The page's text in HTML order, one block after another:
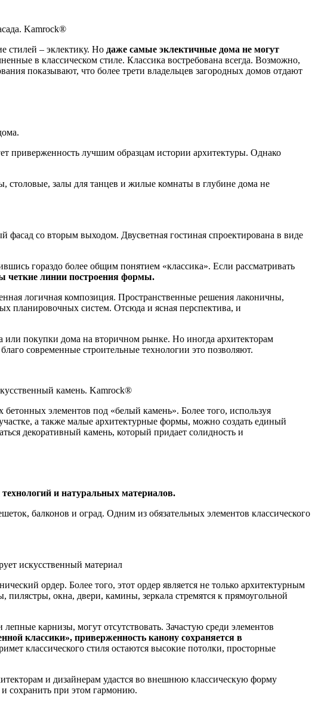
Kamrock®
стилей – эклектику. Но даже самые эклектичные дома не могут
в классическом стиле. Классика востребована всегда. Возможно,
показывают, что более трети владельцев загородных домов отдают
приверженность лучшим образцам истории архитектуры. Однако
залы для танцев и жилые комнаты в глубине дома не
со вторым выходом. Двусветная гостиная спроектирована в виде
гораздо более общим понятием «классика». Если рассматривать
четкие линии построения формы.
логичная композиция. Пространственные решения лаконичны,
планировочных систем. Отсюда и ясная перспектива, и
или покупки дома на вторичном рынке. Но иногда архитекторам
современные строительные технологии это позволяют.
камень. Kamrock®
элементов под «белый камень». Более того, используя
а также малые архитектурные формы, можно создать единый
декоративный камень, который придает солидность и
и натуральных материалов.
балконов и оград. Одним из обязательных элементов классического
искусственный материал
ордер. Более того, этот ордер является не только архитектурным
окна, двери, камины, зеркала стремятся к прямоугольной
карнизы, могут отсутствовать. Зачастую среди элементов
классики», приверженность канону сохраняется в
классического стиля остаются высокие потолки, просторные
и дизайнерам удастся во внешнюю классическую форму
сохранить при этом гармонию.